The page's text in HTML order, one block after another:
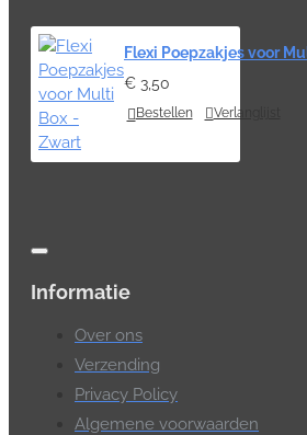
Flexi Poepzakjes voor
€ 3,50
Bestellen Verlanglijst
Informatie
Over ons
Verzending
Privacy Policy
Algemene voorwaarden